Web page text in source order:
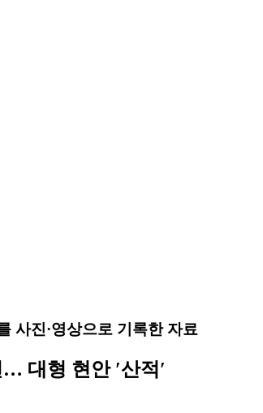
사진·영상으로 기록한 자료
대형 현안 ′산적′